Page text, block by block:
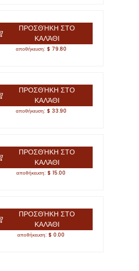
ΠΡΟΣΘΉΚΗ ΣΤΟ
ΚΑΛΆΘΙ
αποθήκευση: $ 79.80
ΠΡΟΣΘΉΚΗ ΣΤΟ
ΚΑΛΆΘΙ
αποθήκευση: $ 33.90
ΠΡΟΣΘΉΚΗ ΣΤΟ
ΚΑΛΆΘΙ
αποθήκευση: $ 15.00
ΠΡΟΣΘΉΚΗ ΣΤΟ
ΚΑΛΆΘΙ
αποθήκευση: $ 0.00